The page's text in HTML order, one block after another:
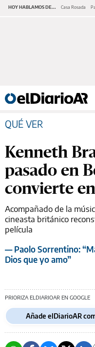
HOY HABLAMOS DE... Casa Rosada
QUÉ VER
Kenneth
pasado en
convierte
Acompañado de la
cineasta británico
película
— Paolo Sorrentino:
Dios que yo amo”
PRIORIZA ELDIARIOAR EN GOOGLE
Añade elDiarioAR